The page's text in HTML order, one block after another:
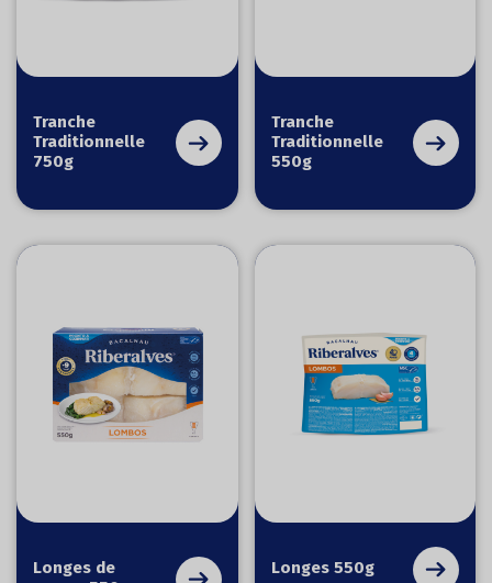
Tranche
Traditionnelle
750g
Tranche
Traditionnelle
550g
Longes de
Longes 550g